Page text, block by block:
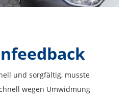
und sorgfältig, musste
wegen Umwidmung